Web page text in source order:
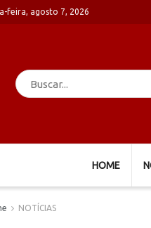
feira, agosto 7, 2026
HOME
NOTÍCIAS